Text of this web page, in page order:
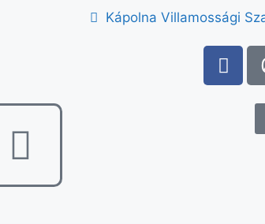
Kápolna Villamossági